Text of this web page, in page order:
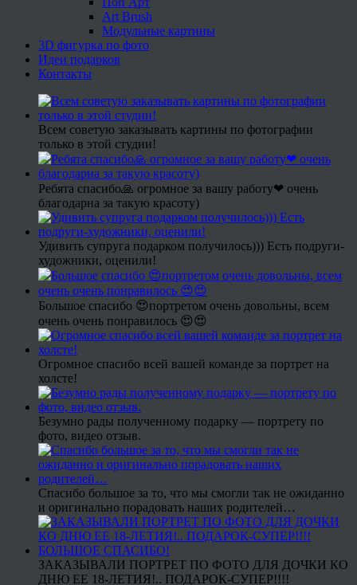
Art Brush
Модульные картины
3D фигурка по фото
Идеи подарков
Контакты
Всем советую заказывать картины по фотографии
только в этой студии!
Ребята спасибо🙏 огромное за вашу работу❤ очень
благодарна за такую красоту)
Удивить супруга подарком получилось))) Есть подруги-
художники, оценили!
Большое спасибо 😍портретом очень довольны, всем
очень очень понравилось 😍😍
Огромное спасибо всей вашей команде за портрет на
холсте!
Безумно рады полученному подарку — портрету по
фото, видео отзыв.
Спасибо большое за то, что мы смогли так не ожиданно
и оригинально порадовать наших родителей…
ЗАКАЗЫВАЛИ ПОРТРЕТ ПО ФОТО ДЛЯ ДОЧКИ КО
ДНЮ ЕЕ 18-ЛЕТИЯ!.. ПОДАРОК-СУПЕР!!!!